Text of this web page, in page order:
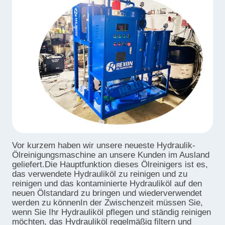
Vor kurzem haben wir unsere neueste Hydraulik-
Ölreinigungsmaschine an unsere Kunden im Ausland
geliefert.Die Hauptfunktion dieses Ölreinigers ist es,
das verwendete Hydrauliköl zu reinigen und zu
reinigen und das kontaminierte Hydrauliköl auf den
neuen Ölstandard zu bringen und wiederverwendet
werden zu könnenIn der Zwischenzeit müssen Sie,
wenn Sie Ihr Hydrauliköl pflegen und ständig reinigen
möchten, das Hydrauliköl regelmäßig filtern und